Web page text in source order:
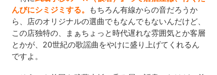
んびにシミジミする。
もちろん有線からの音だろうか
ら、店のオリジナルの選曲でもなんでもないんだけど、
この店独特の、まぁちょっと時代遅れな雰囲気とか客層
とかが、20世紀の歌謡曲をやけに盛り上げてくれるん
ですよ。